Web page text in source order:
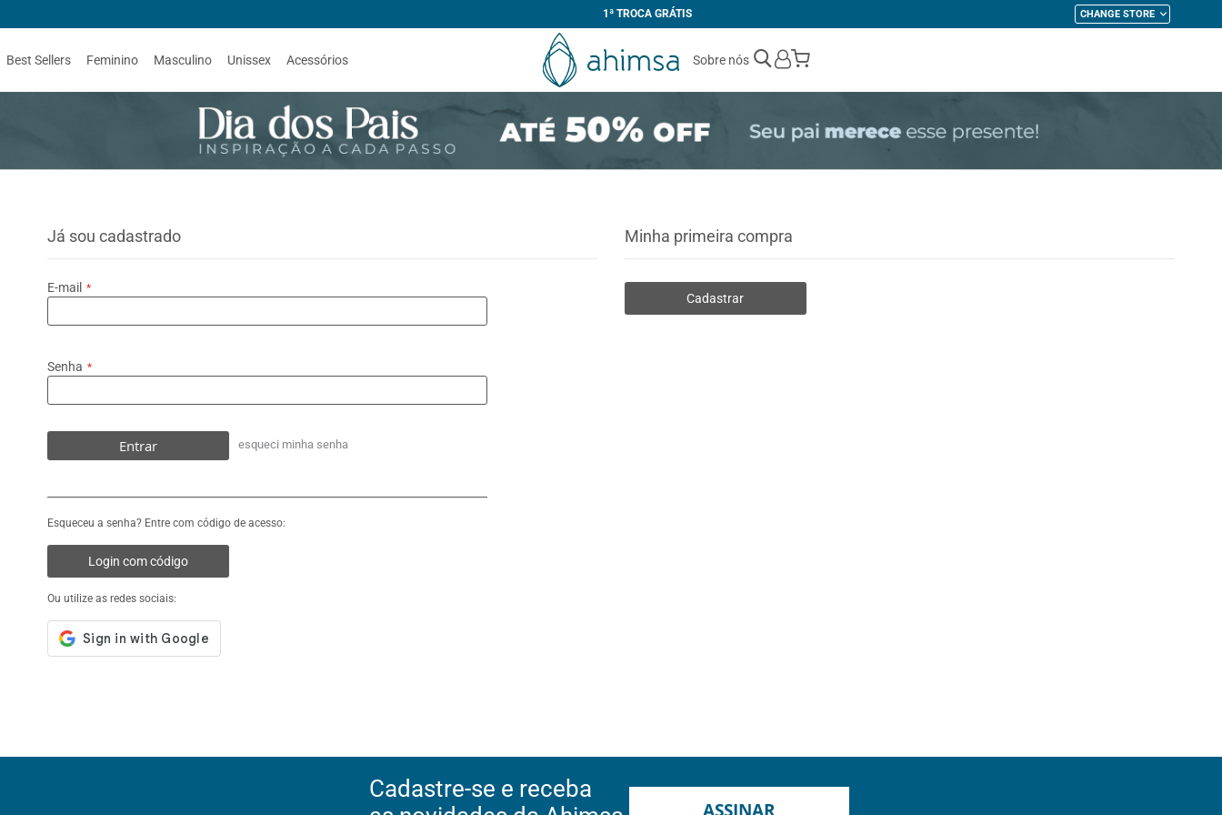
1ª TROCA GRÁTIS CHANGE STORE
Best Sellers Feminino Masculino Unissex Acessórios Sobre nós
My Cart
Já sou cadastrado
E-mail
Senha
Entrar esqueci minha senha
Esqueceu a senha? Entre com código de acesso:
Login com código
Ou utilize as redes sociais:
Minha primeira compra
Cadastrar
Cadastre-se e receba